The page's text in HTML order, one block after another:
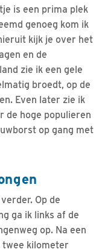
is een prima plek
genoeg kom ik
kijk je over het
en de
zie ik een gele
broedt, op de
Even later zie ik
de hoge populieren
op gang met
verder. Op de
ga ik links af de
op. Na een
twee kilometer